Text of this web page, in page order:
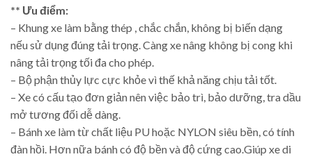
** Ưu điểm:
– Khung xe làm bằng thép , chắc chắn, không bị biến dạng
nếu sử dụng đúng tải trọng. Càng xe nâng không bị cong khi
nâng tải trọng tối đa cho phép.
– Bộ phận thủy lực cực khỏe vì thế khả năng chịu tải tốt.
– Xe có cấu tạo đơn giản nên việc bảo trì, bảo dưỡng, tra dầu
mở tương đối dễ dàng.
– Bánh xe làm từ chất liệu PU hoặc NYLON siêu bền, có tính
đàn hồi. Hơn nữa bánh có độ bền và độ cứng cao.Giúp xe di